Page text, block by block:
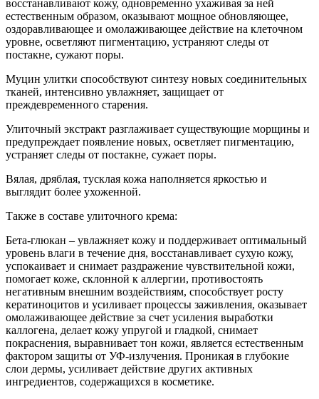
восстанавливают кожу, одновременно ухаживая за ней
естественным образом, оказывают мощное обновляющее,
оздоравливающее и омолаживающее действие на клеточном
уровне, осветляют пигментацию, устраняют следы от
постакне, сужают поры.
Муцин улитки способствуют синтезу новых соединительных
тканей, интенсивно увлажняет, защищает от
преждевременного старения.
Улиточный экстракт разглаживает существующие морщины и
предупреждает появление новых, осветляет пигментацию,
устраняет следы от постакне, сужает поры.
Вялая, дряблая, тусклая кожа наполняется яркостью и
выглядит более ухоженной.
Также в составе улиточного крема:
Бета-глюкан – увлажняет кожу и поддерживает оптимальный
уровень влаги в течение дня, восстанавливает сухую кожу,
успокаивает и снимает раздражение чувствительной кожи,
помогает коже, склонной к аллергии, противостоять
негативным внешним воздействиям, способствует росту
кератиноцитов и усиливает процессы заживления, оказывает
омолаживающее действие за счет усиления выработки
каллогена, делает кожу упругой и гладкой, снимает
покраснения, выравнивает тон кожи, является естественным
фактором защиты от УФ-излучения. Проникая в глубокие
слои дермы, усиливает действие других активных
ингредиентов, содержащихся в косметике.